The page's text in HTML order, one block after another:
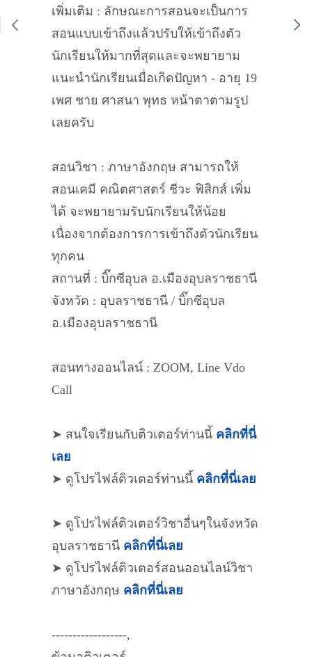
เพิ่มเติม : ลักษณะการสอนจะเป็นการ
สอนแบบเข้าถึงแล้วปรับให้เข้าถึงตัว
นักเรียนให้มากที่สุดและจะพยายาม
แนะนำนักเรียนเมื่อเกิดปัญหา - อายุ 19
เพศ ชาย ศาสนา พุทธ หน้าตาตามรูป
เลยครับ
สอนวิชา : ภาษาอังกฤษ สามารถให้
สอนเคมี คณิตศาสตร์ ชีวะ ฟิสิกส์ เพิ่ม
ได้ จะพยายามรับนักเรียนให้น้อย
เนื่องจากต้องการการเข้าถึงตัวนักเรียน
ทุกคน
สถานที่ : บิ๊กซีอุบล อ.เมืองอุบลราชธานี
จังหวัด : อุบลราชธานี / บิ๊กซีอุบล
อ.เมืองอุบลราชธานี
สอนทางออนไลน์ : ZOOM, Line Vdo
Call
➤ สนใจเรียนกับติวเตอร์ท่านนี้ คลิกที่นี่
เลย
➤ ดูโปรไฟล์ติวเตอร์ท่านนี้ คลิกที่นี่เลย
➤ ดูโปรไฟล์ติวเตอร์วิชาอื่นๆในจังหวัด
อุบลราชธานี คลิกที่นี่เลย
➤ ดูโปรไฟล์ติวเตอร์สอนออนไลน์วิชา
ภาษาอังกฤษ คลิกที่นี่เลย
------------------,